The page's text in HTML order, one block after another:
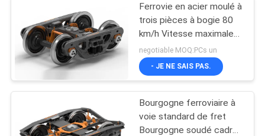
Ferrovie en acier moulé à
trois pièces à bogie 80
km/h Vitesse maximale
de marche
negotiable MOQ:PCs un
- JE NE SAIS PAS.
Bourgogne ferroviaire à
voie standard de fret
Bourgogne soudé cadre